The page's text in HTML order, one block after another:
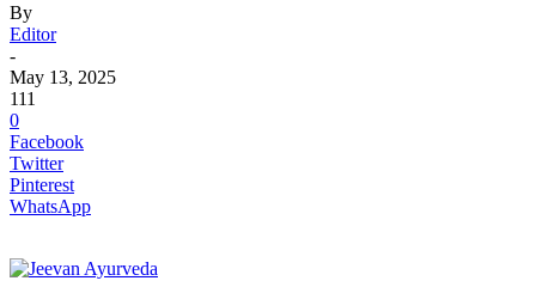
By
Editor
-
May 13, 2025
111
0
Facebook
Twitter
Pinterest
WhatsApp